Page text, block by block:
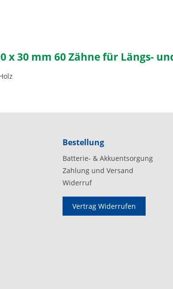
30 mm 60 Zähne für Längs-
Bestellung
Batterie- & Akkuentsorgung
Zahlung und Versand
Widerruf
Vertrag Widerrufen